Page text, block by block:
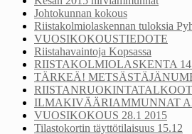
Johtokunnan kokous
Riistakolmiolaskennan tuloksia
VUOSIKOKOUSTIEDOTE
Riistahavaintoja Kopsassa
RIISTAKOLMIOLASKENTA
TÄRKEÄ!
RIISTANRUOKINTATALKOOT
ILMAKIVÄÄRIAMMUNNAT
VUOSIKOKOUS 28.1 2015
Tilastokortin täyttötilaisuus 15.12